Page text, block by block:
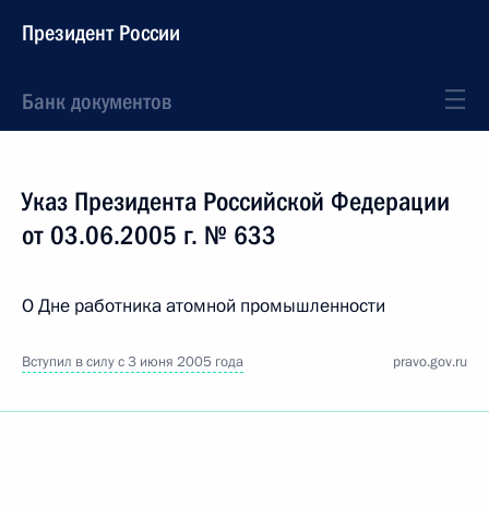
Президент России
Банк документов
Указ Президента Российской Федерации
от 03.06.2005 г. № 633
О Дне работника атомной промышленности
Вступил в силу с 3 июня 2005 года pravo.gov.ru